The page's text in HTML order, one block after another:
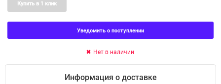
Купить в 1 клик
Уведомить о поступлении
Нет в наличии
Информация о доставке